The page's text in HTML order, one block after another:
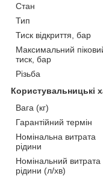
Стан
Тип
Тиск відкриття, бар
Максимальний
тиск, бар
Різьба
Користувальницькі
Вага (кг)
Гарантійний термін
Номінальна витрата
рідини
Номінальний витрата
рідини (л/хв)